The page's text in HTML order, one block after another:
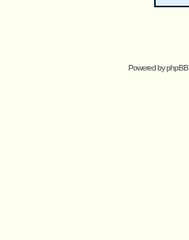
Powered byphpBB